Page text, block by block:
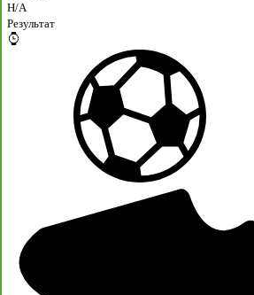
H/A
Результат